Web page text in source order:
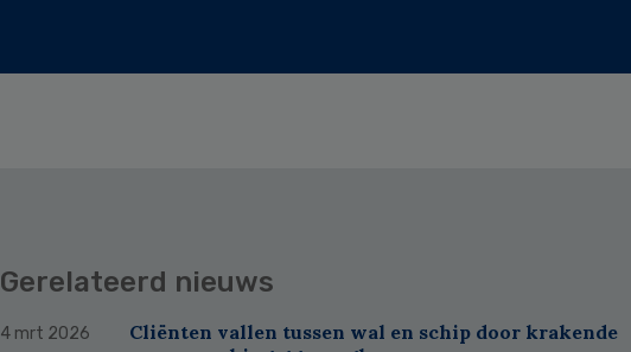
Gerelateerd nieuws
4 mrt 2026
Cliënten vallen tussen wal en schip door krakende